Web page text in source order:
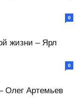
0
жизни – Ярл
0
Олег Артемьев